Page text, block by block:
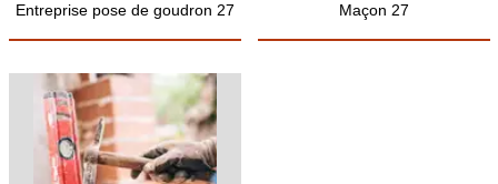
Entreprise pose de goudron 27 Maçon 27